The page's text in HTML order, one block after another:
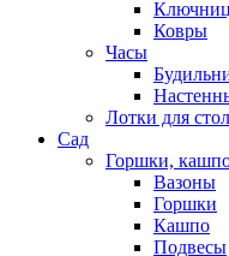
Ковры
Часы
Лотки для
Сад
Горшки,
Вазоны
Горшки
Кашпо
Подвесы